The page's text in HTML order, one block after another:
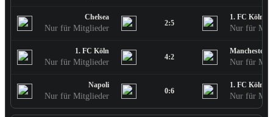
Chelsea
Nur für Mitglieder
2:5
1. FC Köln
Nur für
1. FC Köln
Nur für Mitglieder
4:2
Manchester
Nur für
Napoli
Nur für Mitglieder
0:6
1. FC Köln
Nur für